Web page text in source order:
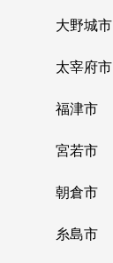
大野城市
太宰府市
福津市
宮若市
朝倉市
糸島市